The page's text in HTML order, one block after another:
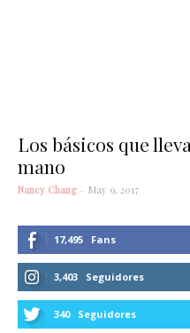
Los básicos que
mano
Nancy Chang - May 9, 2017
17,495 Fans
3,403 Seguidores
340 Seguidores